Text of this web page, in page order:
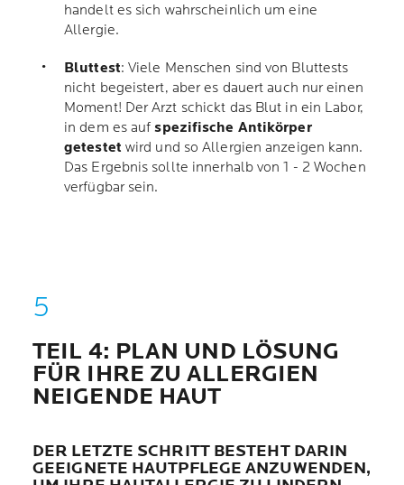
handelt es sich wahrscheinlich um eine
Allergie.
Bluttest: Viele Menschen sind von Bluttests
nicht begeistert, aber es dauert auch nur einen
Moment! Der Arzt schickt das Blut in ein Labor,
in dem es aufspezifische Antikörper
getestet wird und so Allergien anzeigen kann.
Das Ergebnis sollte innerhalb von 1 - 2 Wochen
verfügbar sein.
TEIL 4: PLAN UND LÖSUNG
FÜR IHRE ZU ALLERGIEN
NEIGENDE HAUT
DER LETZTE SCHRITT BESTEHT DARIN
GEEIGNETE HAUTPFLEGE ANZUWENDEN,